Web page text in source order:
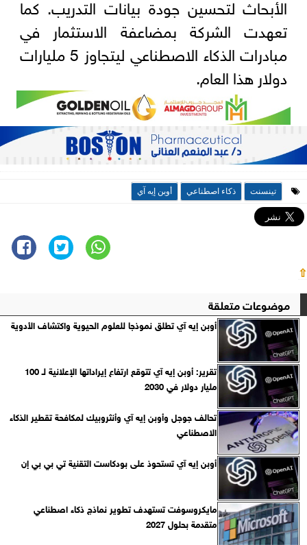
الأبحاث لتحسين جودة بيانات التدريب. كما
تعهدت الشركة بمضاعفة الاستثمار في
مبادرات الذكاء الاصطناعي ليتجاوز 5 مليارات
دولار هذا العام.
تينسنت ذكاء اصطناعي أوبن إيه آي
⇧
موضوعات متعلقة
أوبن إيه آي تطلق نموذجا للعلوم الحيوية واكتشاف الأدوية
تقرير: أوبن إيه آي تتوقع ارتفاع إيراداتها الإعلانية لـ 100
مليار دولار في 2030
تحالف جوجل وأوبن إيه آي وأنثروبيك لمكافحة تقطير الذكاء
الاصطناعي
أوبن إيه آي تستحوذ على بودكاست التقنية تي بي بي إن
مايكروسوفت تستهدف تطوير نماذج ذكاء اصطناعي
متقدمة بحلول 2027